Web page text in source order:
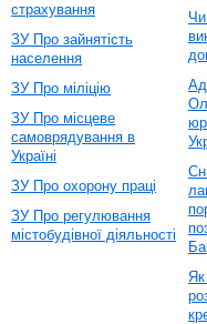
страхування
ЗУ Про зайнятість
населення
ЗУ Про міліцію
ЗУ Про місцеве
самоврядування в
Україні
ЗУ Про охорону праці
ЗУ Про регулювання
містобудівної діяльності
Як